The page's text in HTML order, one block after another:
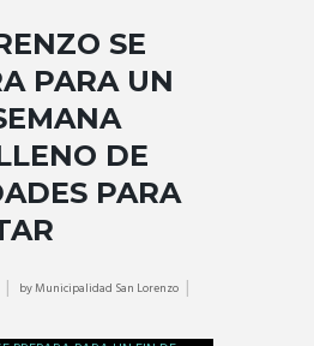
SE
PARA UN
DE
PARA
byMunicipalidad San Lorenzo